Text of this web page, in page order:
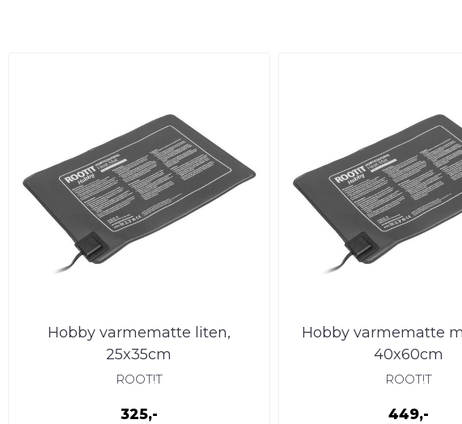
Hobby varmematte liten,
25x35cm
ROOT!T
325,-
Hobby varmematte
40x60cm
ROOT!T
449,-